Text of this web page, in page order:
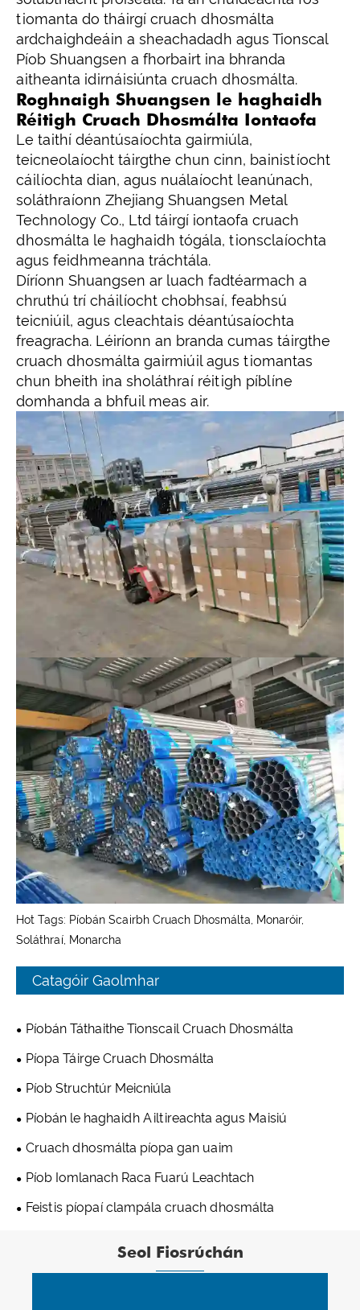
tiomanta do tháirgí cruach dhosmálta
ardchaighdeáin a sheachadadh agus Tionscal
Píob Shuangsen a fhorbairt ina bhranda
aitheanta idirnáisiúnta cruach dhosmálta.
Roghnaigh Shuangsen le haghaidh
Réitigh Cruach Dhosmálta Iontaofa
Le taithí déantúsaíochta gairmiúla,
teicneolaíocht táirgthe chun cinn, bainistíocht
cáilíochta dian, agus nuálaíocht leanúnach,
soláthraíonn Zhejiang Shuangsen Metal
Technology Co., Ltd táirgí iontaofa cruach
dhosmálta le haghaidh tógála, tionsclaíochta
agus feidhmeanna tráchtála.
Díríonn Shuangsen ar luach fadtéarmach a
chruthú trí cháilíocht chobhsaí, feabhsú
teicniúil, agus cleachtais déantúsaíochta
freagracha. Léiríonn an branda cumas táirgthe
cruach dhosmálta gairmiúil agus tiomantas
chun bheith ina sholáthraí réitigh píblíne
domhanda a bhfuil meas air.
Hot Tags: Píobán Scairbh Cruach Dhosmálta, Monaróir,
Soláthraí, Monarcha
Catagóir Gaolmhar
Píobán Táthaithe Tionscail Cruach Dhosmálta
Píopa Táirge Cruach Dhosmálta
Píob Struchtúr Meicniúla
Píobán le haghaidh Ailtireachta agus Maisiú
Cruach dhosmálta píopa gan uaim
Píob Iomlanach Raca Fuarú Leachtach
Feistis píopaí clampála cruach dhosmálta
Seol Fiosrúchán